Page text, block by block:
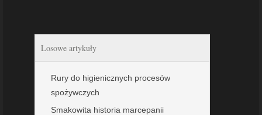
Losowe artykuły
Rury do higienicznych procesów
spożywczych
Smakowita historia marcepanii